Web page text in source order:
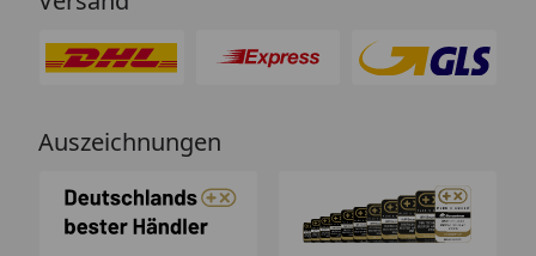
Auszeichnungen